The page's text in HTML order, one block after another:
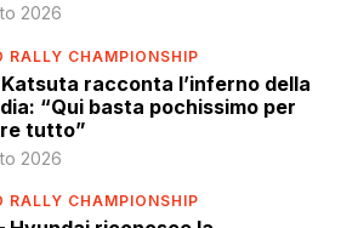
2026
RALLY CHAMPIONSHIP
Katsuta racconta l’inferno della
“Qui basta pochissimo per
tutto”
2026
RALLY CHAMPIONSHIP